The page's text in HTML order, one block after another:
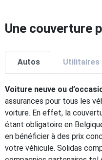
Une couverture
Autos Utilitaires
Voiture neuve ou
assurances pour tous les
voiture. En effet, la
étant obligatoire en
en bénéficier à des prix
votre véhicule. Solidas